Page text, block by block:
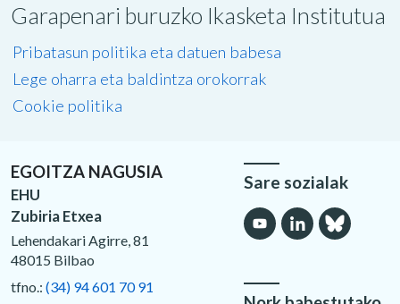
Garapenari buruzko Ikasketa Institutua
Pribatasun politika eta datuen babesa
Lege oharra eta baldintza orokorrak
Cookie politika
EGOITZA NAGUSIA
EHU
Zubiria Etxea
Lehendakari Agirre, 81
48015 Bilbao
tfno.: (34) 94 601 70 91
Sare sozialak